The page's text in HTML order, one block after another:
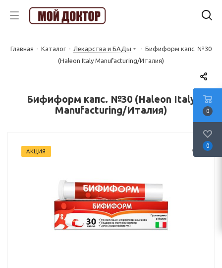
Главная - Каталог - Лекарства и БАДы - Бифиформ капс. №30
(Haleon Italy Manufacturing/Италия)
Бифиформ капс. №30 (Haleon Italy
Manufacturing/Италия)
АКЦИЯ
0
0